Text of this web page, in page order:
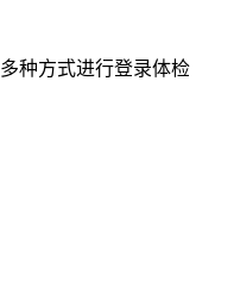
种方式进行登录体检